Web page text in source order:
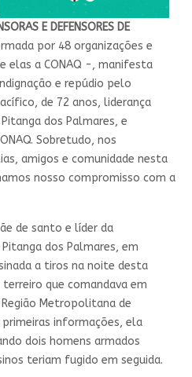
E DEFENSORES DE
por 48 organizações e
elas a CONAQ -, manifesta
e repúdio pelo
de 72 anos, liderança
dos Palmares, e
Sobretudo, nos
amigos e comunidade nesta
nosso compromisso com a
de santo e líder da
dos Palmares, em
a tiros na noite desta
que comandava em
Metropolitana de
primeiras informações, ela
dois homens armados
teriam fugido em seguida.